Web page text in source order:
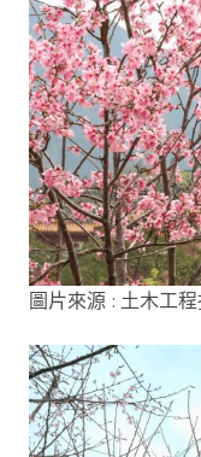
圖片來源 : 土木工